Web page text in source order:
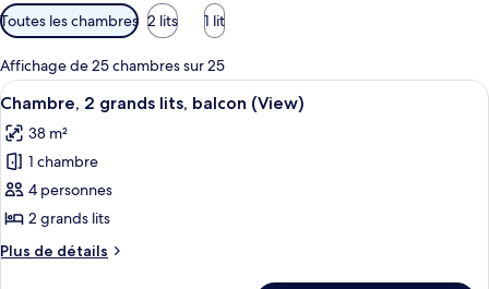
Filtres
disponibles
pour
les
chambres
Toutes les chambres 2 lits 1 lit
Affichage de 25 chambres sur 25
Afficher
toutes
les
photos
pour
ce
type
de
Un vaste atrium doté d’un haut
4
Chambre, 2 grands lits, balcon (View)
38 m²
1 chambre
4 personnes
2 grands lits
Plus de détails
Plus